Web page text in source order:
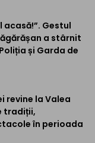
acasă!”. Gestul
a stârnit
și Garda de
revine la Valea
tradiții,
în perioada